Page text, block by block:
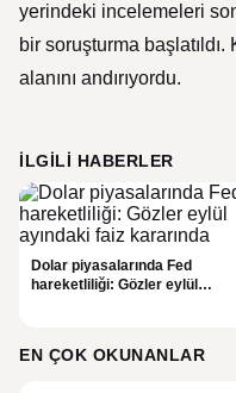
yerindeki incelemeleri
bir soruşturma
alanını andırıyordu.
İLGILI HABERLER
Dolar piyasalarında Fed
hareketliliği: Gözler eylül
EN ÇOK OKUNANLAR